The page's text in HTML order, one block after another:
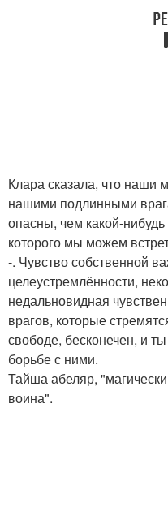
Клара сказала, что наши
нашими подлинными
опасны, чем какой-
которого мы можем
-. Чувство собственной
целеустремлённости,
недальновидная
врагов, которые
свободе, бесконечен, и
борьбе с ними.
Тайша абеляр,
воина".